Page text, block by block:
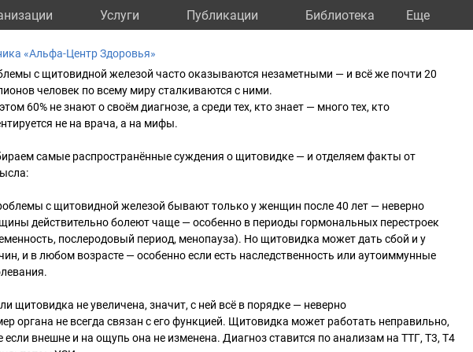
Услуги Публикации Библиотека Eще
«Альфа-Центр Здоровья»
с щитовидной железой часто оказываются незаметными — и всё же почти 20
человек по всему миру сталкиваются с ними.
60% не знают о своём диагнозе, а среди тех, кто знает — много тех, кто
не на врача, а на мифы.
самые распространённые суждения о щитовидке — и отделяем факты от
с щитовидной железой бывают только у женщин после 40 лет — неверно
действительно болеют чаще — особенно в периоды гормональных перестроек
послеродовый период, менопауза). Но щитовидка может дать сбой и у
и в любом возрасте — особенно если есть наследственность или аутоиммунные
щитовидка не увеличена, значит, с ней всё в порядке — неверно
органа не всегда связан с его функцией. Щитовидка может работать неправильно,
если внешне и на ощупь она не изменена. Диагноз ставится по анализам на ТТГ, Т3, Т4